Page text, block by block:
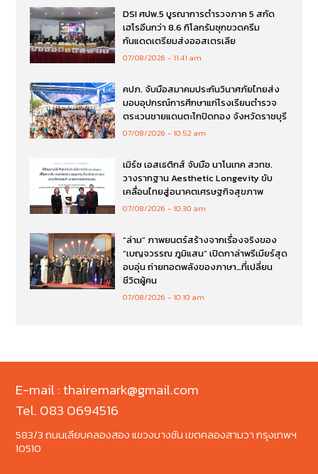
DSI ศปพ.5 บูรณาการตำรวจภาค 5 สกัด
เฮโรอีนกว่า 8.6 กิโลกรัมซุกขวดครีม
กันแดดเตรียมส่งออสเตรเลีย
07/08/2026 11:41 am
คปภ. จับมือสมาคมประกันวินาศภัยไทยส่ง
มอบอุปกรณ์การศึกษาแก่โรงเรียนตำรวจ
ตระเวนชายแดนตะโกปิดทอง จังหวัดราชบุรี
07/08/2026 10:52 am
เมิร์ซ เอสเธติกส์ จับมือ นาโนเทค สวทช.
วางรากฐาน Aesthetic Longevity ขับ
เคลื่อนไทยสู่อนาคตเศรษฐกิจสุขภาพ
07/08/2026 10:30 am
“ล่าม” ภาพยนตร์สร้างจากเรื่องจริงของ
“เบญจวรรณ ภูมิแสน” เปิดกาล่าพรีเมียร์สุด
อบอุ่น ถ่ายทอดพลังของภาษา…ที่เปลี่ยน
ชีวิตผู้คน
07/08/2026 10:10 am
E-mail : thairemark@gmail.com
Tel. 083 0694516
583/3 ถนนเลียบคลองสอง แขวงบางชัน เขตคลองสามวา กรุงเทพฯ
10510